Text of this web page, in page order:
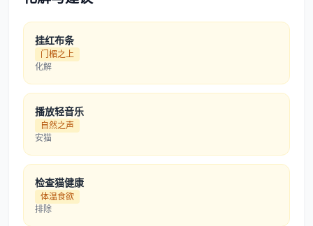
挂红布条
门楣之上
化解
播放轻音乐
自然之声
安猫
检查猫健康
体温食欲
排除